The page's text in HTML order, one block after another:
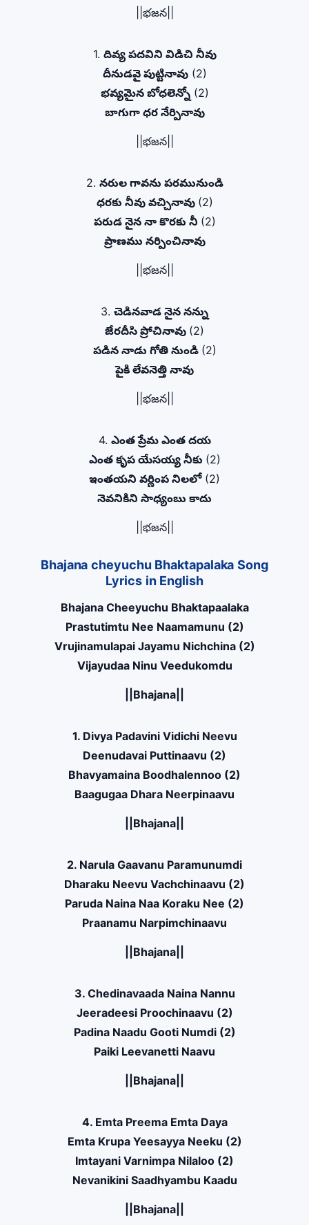
||భజన||
1. దివ్య పదవిని విడిచి నీవు
దీనుడవై పుట్టినావు(2)
భవ్యమైన బోధలెన్నో(2)
బాగుగా ధర నేర్పినావు
||భజన||
2. నరుల గావను పరమునుండి
ధరకు నీవు వచ్చినావు (2)
పరుడ నైన నా కొరకు నీ (2)
ప్రాణము నర్పించినావు
||భజన||
3. చెడినవాడ నైన నన్ను
జేరదీసి ప్రోచినావు (2)
పడిన నాడు గోతి నుండి (2)
పైకి లేవనెత్తి నావు
||భజన||
4. ఎంత ప్రేమ ఎంత దయ
ఎంత కృప యేసయ్య నీకు (2)
ఇంతయని వర్ణింప నిలలో(2)
నెవనికిని సాధ్యంబు కాదు
||భజన||
Bhajana cheyuchu Bhaktapalaka Song
Lyrics in English
Bhajana Cheeyuchu Bhaktapaalaka
Prastutimtu Nee Naamamunu (2)
Vrujinamulapai Jayamu Nichchina (2)
Vijayudaa Ninu Veedukomdu
||Bhajana||
1. Divya Padavini Vidichi Neevu
Deenudavai Puttinaavu (2)
Bhavyamaina Boodhalennoo (2)
Baagugaa Dhara Neerpinaavu
||Bhajana||
2. Narula Gaavanu Paramunumdi
Dharaku Neevu Vachchinaavu (2)
Paruda Naina Naa Koraku Nee (2)
Praanamu Narpimchinaavu
||Bhajana||
3. Chedinavaada Naina Nannu
Jeeradeesi Proochinaavu (2)
Padina Naadu Gooti Numdi (2)
Paiki Leevanetti Naavu
||Bhajana||
4. Emta Preema Emta Daya
Emta Krupa Yeesayya Neeku (2)
Imtayani Varnimpa Nilaloo (2)
Nevanikini Saadhyambu Kaadu
||Bhajana||